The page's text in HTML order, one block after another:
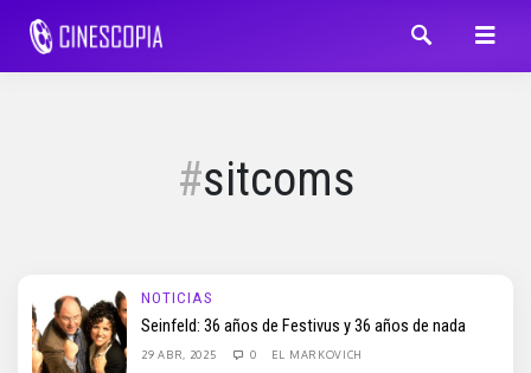
sitcoms
NOTICIAS
Seinfeld: 36 años de Festivus y 36 años de nada
29 ABR, 2025 0 EL MARKOVICH